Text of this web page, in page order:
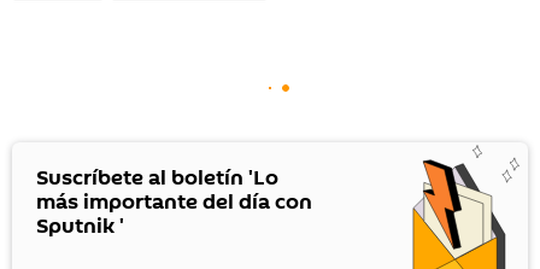
Suscríbete al boletín 'Lo
más importante del día con
Sputnik '